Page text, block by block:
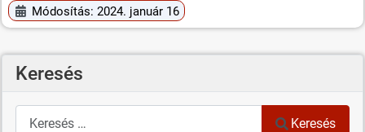
Módosítás: 2024. január 16
Keresés
Keresés
Keresés